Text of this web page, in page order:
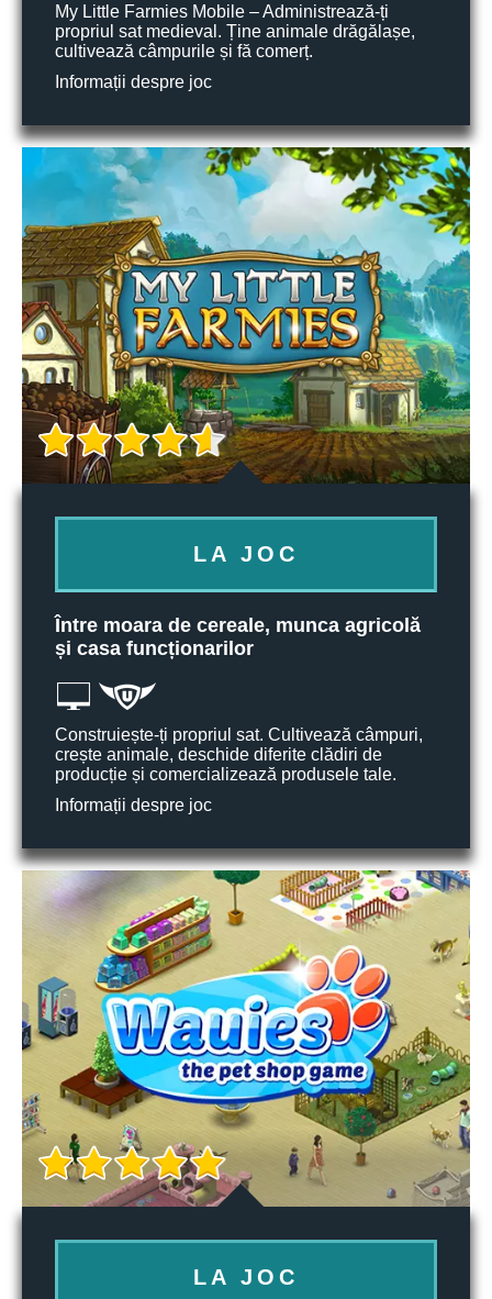
My Little Farmies Mobile – Administrează-ți
propriul sat medieval. Ține animale drăgălașe,
cultivează câmpurile și fă comerț.
Informații despre joc
LA JOC
Între moara de cereale, munca agricolă
și casa funcționarilor
Construiește-ți propriul sat. Cultivează câmpuri,
crește animale, deschide diferite clădiri de
producție și comercializează produsele tale.
Informații despre joc
LA JOC